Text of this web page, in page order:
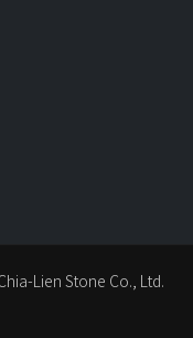
Lien Stone Co., Ltd.